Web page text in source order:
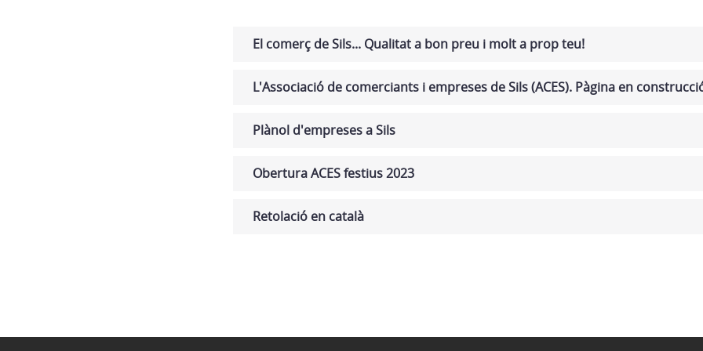
El comerç de Sils... Qualitat a bon preu i molt a prop teu!
L'Associació de comerciants i empreses de Sils (ACES). Pàgina en
Plànol d'empreses a Sils
Obertura ACES festius 2023
Retolació en català